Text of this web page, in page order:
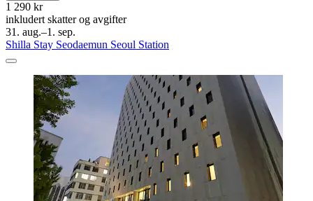
1 290 kr
inkludert skatter og avgifter
31. aug.–1. sep.
Shilla Stay Seodaemun Seoul Station